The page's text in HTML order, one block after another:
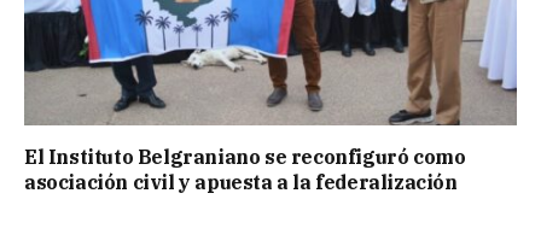
El Instituto Belgraniano se reconfiguró como
asociación civil y apuesta a la federalización